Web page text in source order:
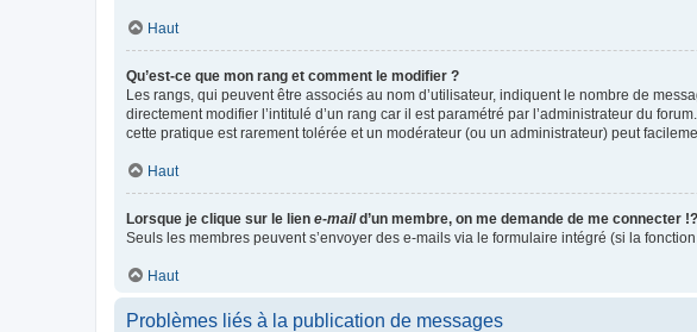
Haut
Qu’est-ce que mon rang et comment le modifier ?
Les rangs, qui peuvent être associés au nom d’utilisateur, indiquent le nombre de
directement modifier l’intitulé d’un rang car il est paramétré par l’administrateur du
cette pratique est rarement tolérée et un modérateur (ou un administrateur) peut
Haut
Lorsque je clique sur le lien e-maild’un membre, on me demande de me connecter !?
Seuls les membres peuvent s’envoyer des e-mails via le formulaire intégré (si la
Haut
Problèmes liés à la publication de messages